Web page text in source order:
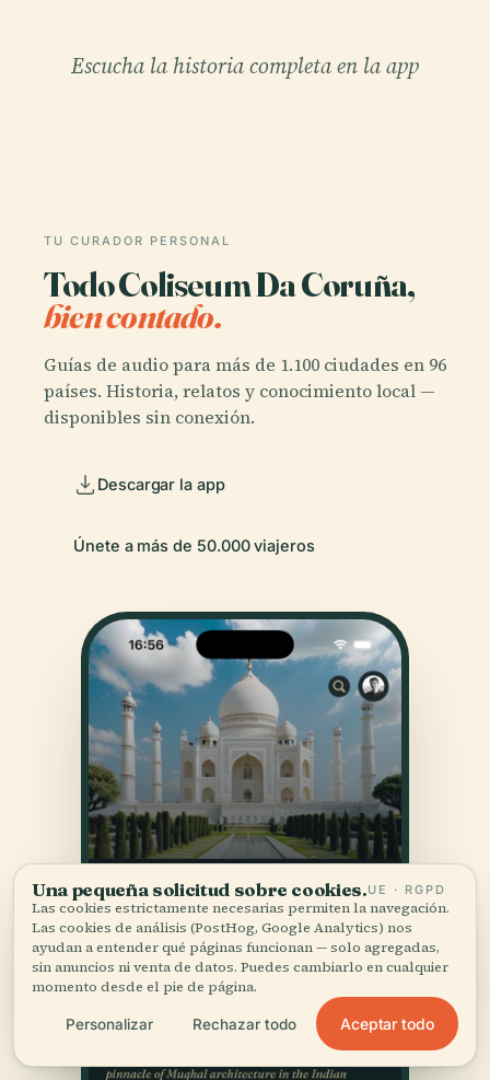
Escucha la historia completa en la app
TU CURADOR PERSONAL
Todo Coliseum Da Coruña,
bien contado.
Guías de audio para más de 1.100 ciudades en 96
países. Historia, relatos y conocimiento local —
disponibles sin conexión.
Descargar la app
Únete a más de 50.000 viajeros
Una pequeña solicitud sobre cookies.UE · RGPD
Las cookies estrictamente necesarias permiten la navegación.
Las cookies de análisis (PostHog, Google Analytics) nos
ayudan a entender qué páginas funcionan — solo agregadas,
sin anuncios ni venta de datos. Puedes cambiarlo en cualquier
momento desde el pie de página.
Personalizar Rechazar todo Aceptar todo